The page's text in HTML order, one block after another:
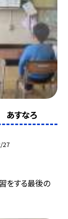
すなろ
27
をする最後の